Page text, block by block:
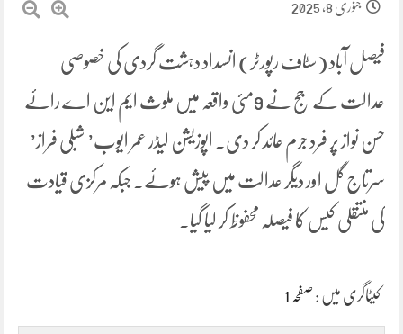
جنوری 8, 2025
فیصل آباد (سٹاف رپورٹر) انسداد دہشت گردی کی خصوصی
عدالت کے جج نے 9مئی واقعہ میں ملوث ایم این اے رائے
حسن نواز پر فرد جرم عائد کر دی۔ اپوزیشن لیڈر عمر ایوب’ شبلی فراز’
سرتاج گل اور دیگر عدالت میں پیش ہوئے۔ جبکہ مرکزی قیادت
کی منتقلی کیس کا فیصلہ محفوظ کر لیا گیا۔
کیٹاگری میں : صفحہ 1